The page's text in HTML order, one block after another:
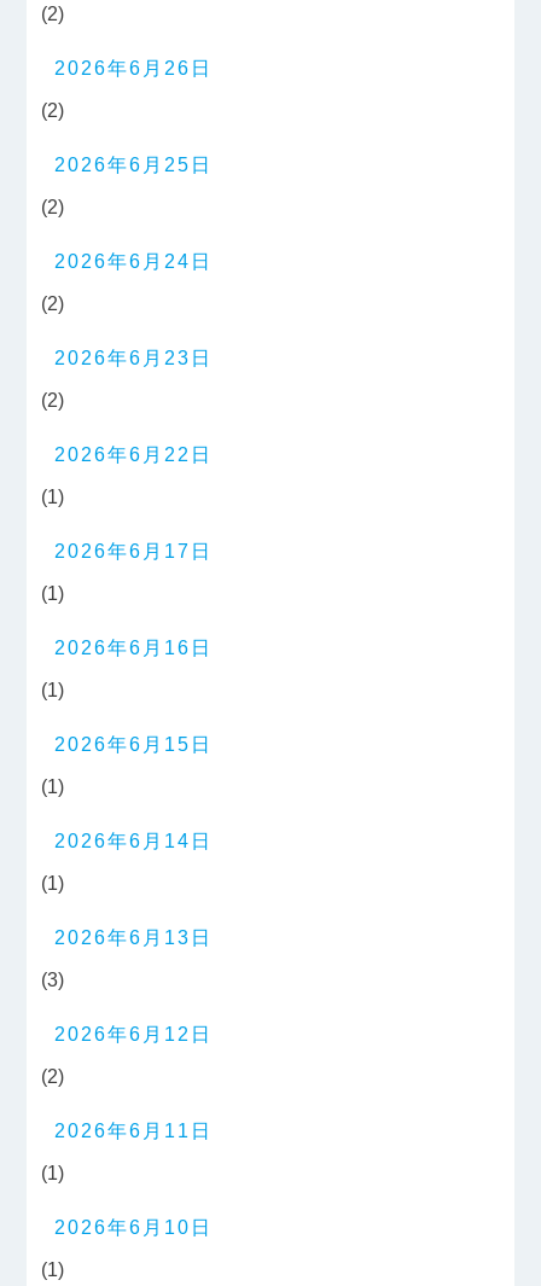
(2)
2026年6月26日
(2)
2026年6月25日
(2)
2026年6月24日
(2)
2026年6月23日
(2)
2026年6月22日
(1)
2026年6月17日
(1)
2026年6月16日
(1)
2026年6月15日
(1)
2026年6月14日
(1)
2026年6月13日
(3)
2026年6月12日
(2)
2026年6月11日
(1)
2026年6月10日
(1)